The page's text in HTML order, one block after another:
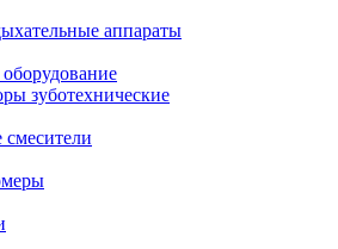
аппараты
зуботехнические